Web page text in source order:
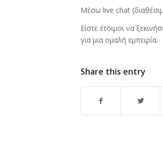
Μέσω live chat
Είστε έτοιμοι να
για μια ομαλή εμπειρία.
Share this entry